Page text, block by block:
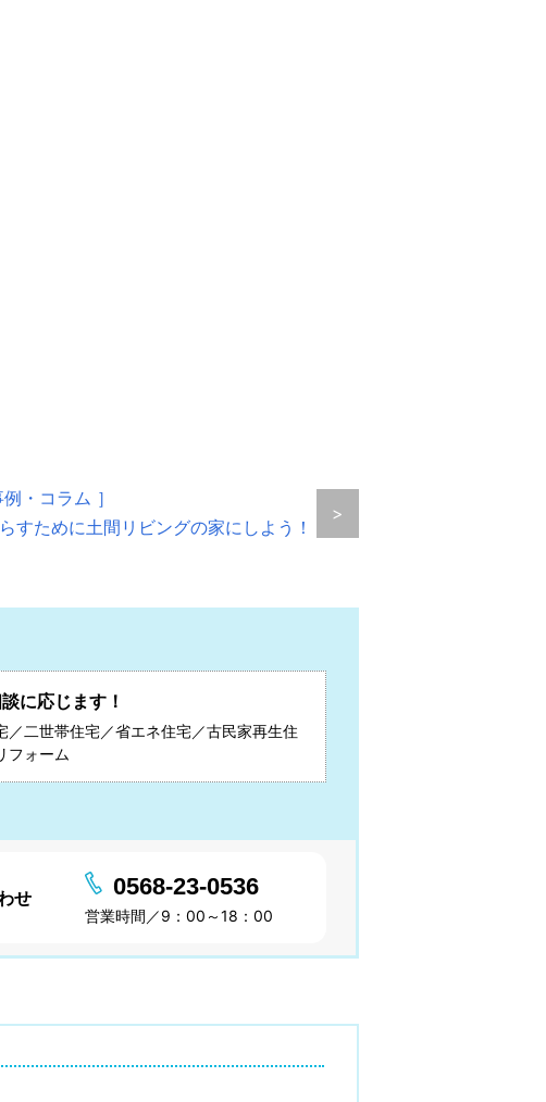
例・コラム ］
すために土間リビングの家にしよう！
>
に応じます！
／二世帯住宅／省エネ住宅／古民家再生住
フォーム
せ 0568-23-0536
営業時間／9：00～18：00